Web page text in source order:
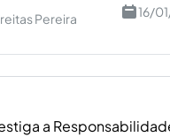
Pereira
16/
a